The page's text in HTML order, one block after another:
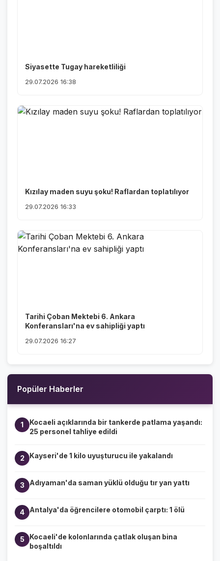
Siyasette Tugay hareketliliği
29.07.2026 16:38
Kızılay maden suyu şoku! Raflardan toplatılıyor
29.07.2026 16:33
Tarihi Çoban Mektebi 6. Ankara
Konferansları'na ev sahipliği yaptı
29.07.2026 16:27
Popüler Haberler
1
Kocaeli açıklarında bir tankerde patlama yaşandı:
25 personel tahliye edildi
2 Kayseri'de 1 kilo uyuşturucu ile yakalandı
3 Adıyaman'da saman yüklü olduğu tır yan yattı
4 Antalya'da öğrencilere otomobil çarptı: 1 ölü
5
Kocaeli'de kolonlarında çatlak oluşan bina
boşaltıldı